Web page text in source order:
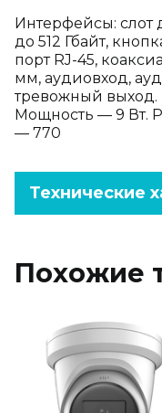
Интерфейсы: слот
до 512 Гбайт,
порт RJ-45,
мм, аудиовход,
тревожный выход.
Мощность — 9 Вт.
— 770
Технические
Похожие